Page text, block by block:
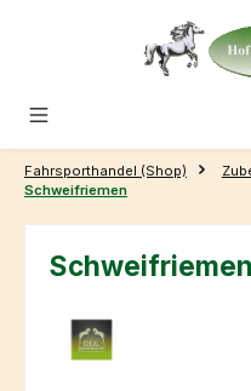
Zum Hauptinhalt springen
Fahrsporthandel (Shop)
Schweifriemen